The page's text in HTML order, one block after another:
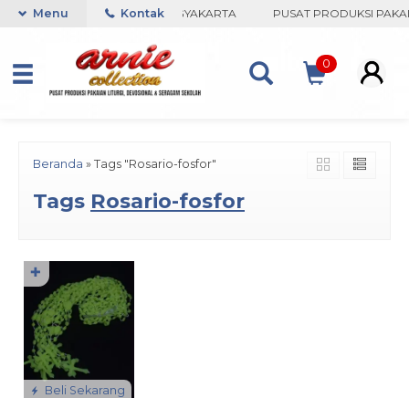
COLLECTION-BORO, YOGYAKARTA PUSAT PRODUKSI
Menu Kontak
0
Beranda » Tags "Rosario-fosfor"
Tags Rosario-fosfor
Beli Sekarang
✚